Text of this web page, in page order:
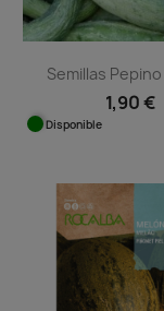
Semillas
1,90 €
Disponible